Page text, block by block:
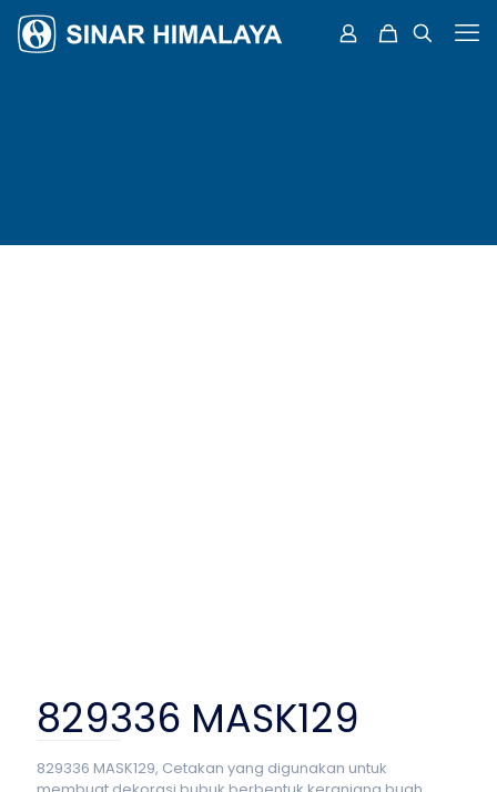
829336 MASK129
829336 MASK129, Cetakan yang digunakan untuk